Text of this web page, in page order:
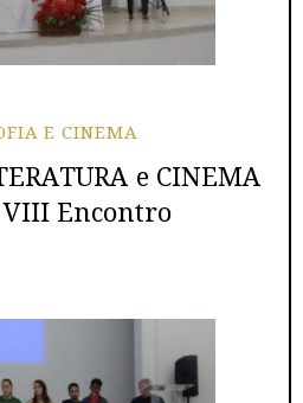
E CINEMA
e CINEMA
VIII Encontro